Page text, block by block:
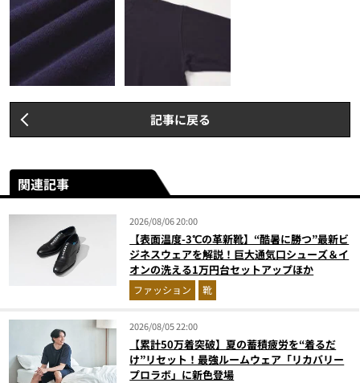
記事に戻る
関連記事
2026/08/06 20:00
【表面温度-3℃の革新靴】“酷暑に勝つ”最新ビ
ジネスウェアを解説！巨大通気口シューズ＆イ
オンの洗える1万円台セットアップほか
ファッション 靴
2026/08/05 22:00
【累計50万着突破】夏の蓄積疲労を“着るだ
け”リセット！最強ルームウェア「リカバリー
プロラボ」に新色登場